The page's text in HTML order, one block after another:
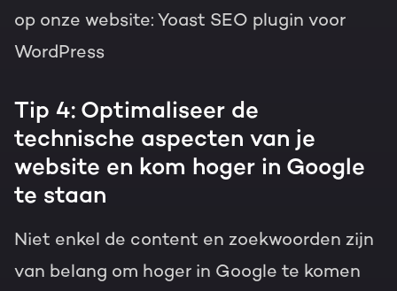
op onze website: Yoast SEO plugin voor
WordPress
Tip 4: Optimaliseer de
technische aspecten van je
website en kom hoger in Google
te staan
Niet enkel de content en zoekwoorden zijn
van belang om hoger in Google te komen